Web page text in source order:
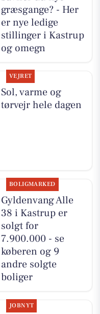
græsgange? - Her
er nye ledige
stillinger i Kastrup
og omegn
VEJRET
Sol, varme og
tørvejr hele dagen
BOLIGMARKED
Gyldenvang Alle
38 i Kastrup er
solgt for
7.900.000 - se
køberen og 9
andre solgte
boliger
JOBNYT